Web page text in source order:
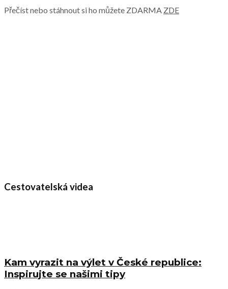
Přečíst nebo stáhnout si ho můžete ZDARMA ZDE
Cestovatelská videa
Kam vyrazit na výlet v České republice:
Inspirujte se našimi tipy